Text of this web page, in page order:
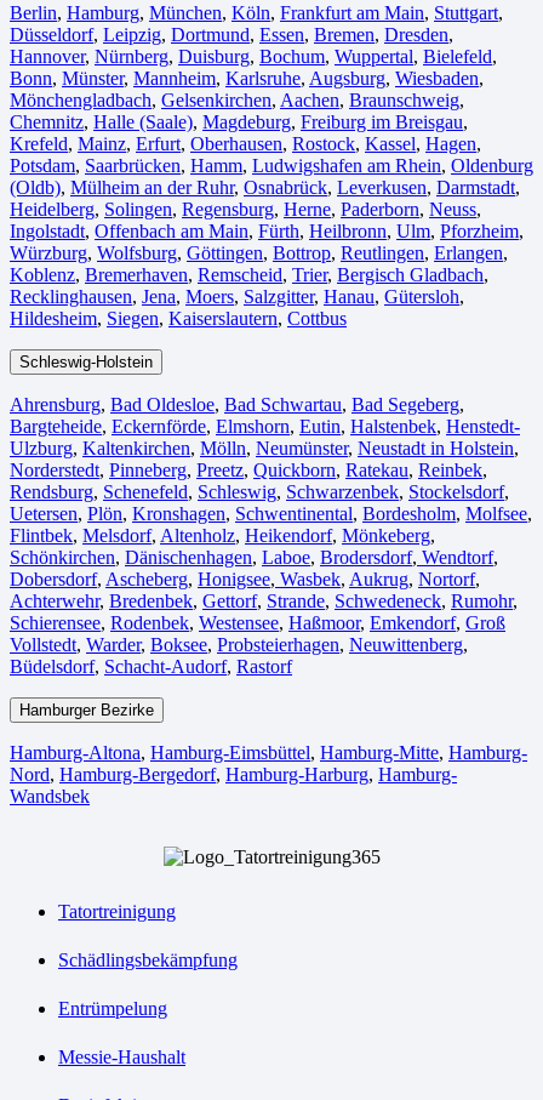
Berlin⁠, Hamburg, München, Köln⁠, Frankfurt am Main, Stuttgart,
Düsseldorf, Leipzig, Dortmund, Essen, Bremen, Dresden,
Hannover, Nürnberg, Duisburg⁠, Bochum, Wuppertal⁠, Bielefeld⁠,
Bonn⁠, Münster⁠, Mannheim, Karlsruhe, Augsburg, Wiesbaden⁠,
Mönchengladbach⁠, Gelsenkirchen⁠, Aachen⁠, Braunschweig,
Chemnitz⁠, Halle (Saale)⁠, Magdeburg, Freiburg im Breisgau⁠,
Krefeld⁠, Mainz⁠, Erfurt, Oberhausen⁠, Rostock⁠, Kassel⁠, Hagen,
Potsdam, Saarbrücken⁠, Hamm, Ludwigshafen am Rhein⁠, Oldenburg
(Oldb), Mülheim an der Ruhr, Osnabrück⁠, Leverkusen, Darmstadt⁠,
Heidelberg, Solingen, Regensburg, Herne⁠, Paderborn, Neuss,
Ingolstadt, Offenbach am Main, Fürth⁠, Heilbronn, Ulm⁠, Pforzheim,
Würzburg, Wolfsburg⁠, Göttingen, Bottrop, Reutlingen, Erlangen⁠,
Koblenz, Bremerhaven⁠, Remscheid, Trier⁠, Bergisch Gladbach,
Recklinghausen, Jena⁠, Moers⁠, Salzgitter⁠, Hanau, Gütersloh,
Hildesheim⁠, Siegen⁠, Kaiserslautern⁠, Cottbus⁠
Schleswig-Holstein
Ahrensburg, Bad Oldesloe, Bad Schwartau, Bad Segeberg,
Bargteheide, Eckernförde, Elmshorn, Eutin, Halstenbek, Henstedt-
Ulzburg, Kaltenkirchen, Mölln, Neumünster, Neustadt in Holstein,
Norderstedt, Pinneberg, Preetz, Quickborn, Ratekau, Reinbek,
Rendsburg, Schenefeld, Schleswig, Schwarzenbek, Stockelsdorf,
Uetersen, Plön, Kronshagen, Schwentinental, Bordesholm, Molfsee,
Flintbek, Melsdorf, Altenholz, Heikendorf, Mönkeberg,
Schönkirchen, Dänischenhagen, Laboe, Brodersdorf, Wendtorf,
Dobersdorf, Ascheberg, Honigsee, Wasbek, Aukrug, Nortorf,
Achterwehr, Bredenbek, Gettorf, Strande, Schwedeneck, Rumohr,
Schierensee, Rodenbek, Westensee, Haßmoor, Emkendorf, Groß
Vollstedt, Warder, Boksee, Probsteierhagen, Neuwittenberg,
Büdelsdorf, Schacht-Audorf, Rastorf
Hamburger Bezirke
Hamburg-Altona, Hamburg-Eimsbüttel, Hamburg-Mitte, Hamburg-
Nord, Hamburg-Bergedorf, Hamburg-Harburg, Hamburg-
Wandsbek
Tatortreinigung
Schädlingsbekämpfung
Entrümpelung
Messie-Haushalt